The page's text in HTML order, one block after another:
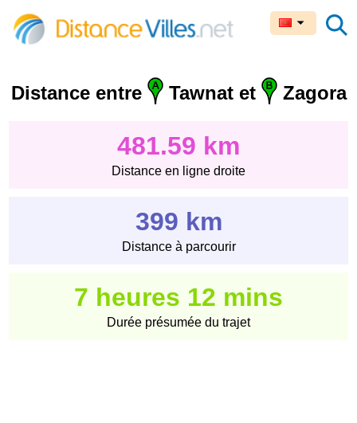
Distance entre Tawnat et Zagora
481.59 km
Distance en ligne droite
399 km
Distance à parcourir
7 heures 12 mins
Durée présumée du trajet